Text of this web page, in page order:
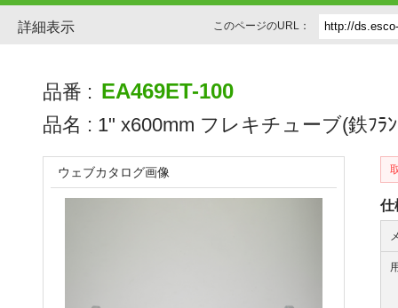
詳細表示 このページのURL：
品番 : EA469ET-100
品名 : 1" x600mm フレキチューブ(鉄ﾌﾗ
仕
ウェブカタログ画像